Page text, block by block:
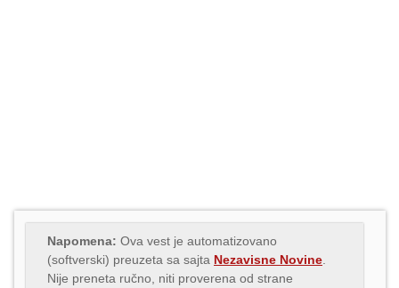
Napomena: Ova vest je automatizovano
(softverski) preuzeta sa sajta Nezavisne Novine
Nije preneta ručno, niti proverena od strane